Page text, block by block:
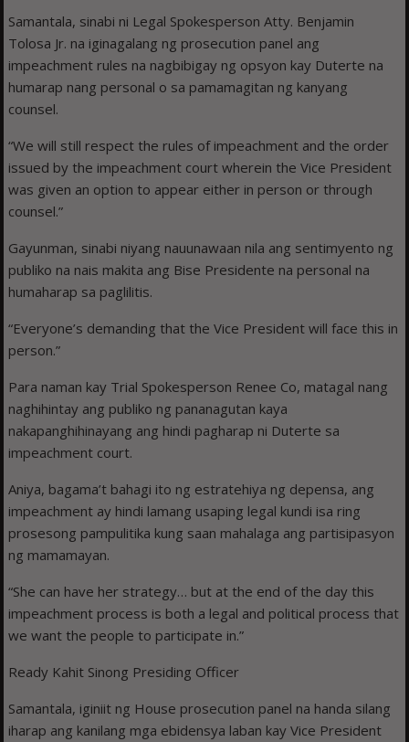
Samantala, sinabi ni Legal Spokesperson Atty. Benjamin
Tolosa Jr. na iginagalang ng prosecution panel ang
impeachment rules na nagbibigay ng opsyon kay Duterte na
humarap nang personal o sa pamamagitan ng kanyang
counsel.
“We will still respect the rules of impeachment and the order
issued by the impeachment court wherein the Vice President
was given an option to appear either in person or through
counsel.”
Gayunman, sinabi niyang nauunawaan nila ang sentimyento ng
publiko na nais makita ang Bise Presidente na personal na
humaharap sa paglilitis.
“Everyone’s demanding that the Vice President will face this in
person.”
Para naman kay Trial Spokesperson Renee Co, matagal nang
naghihintay ang publiko ng pananagutan kaya
nakapanghihinayang ang hindi pagharap ni Duterte sa
impeachment court.
Aniya, bagama’t bahagi ito ng estratehiya ng depensa, ang
impeachment ay hindi lamang usaping legal kundi isa ring
prosesong pampulitika kung saan mahalaga ang partisipasyon
ng mamamayan.
“She can have her strategy… but at the end of the day this
impeachment process is both a legal and political process that
we want the people to participate in.”
Ready Kahit Sinong Presiding Officer
Samantala, iginiit ng House prosecution panel na handa silang
iharap ang kanilang mga ebidensya laban kay Vice President